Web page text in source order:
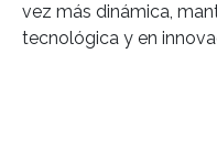
vez más dinámica,
tecnológica y en